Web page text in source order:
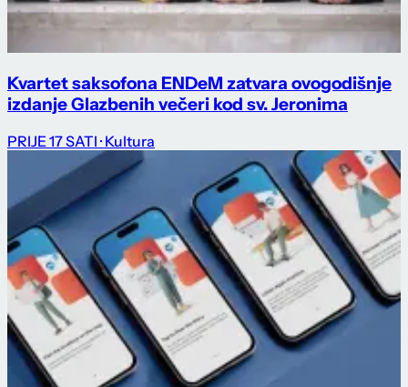
Kvartet saksofona ENDeM zatvara ovogodišnje
izdanje Glazbenih večeri kod sv. Jeronima
PRIJE 17 SATI · Kultura